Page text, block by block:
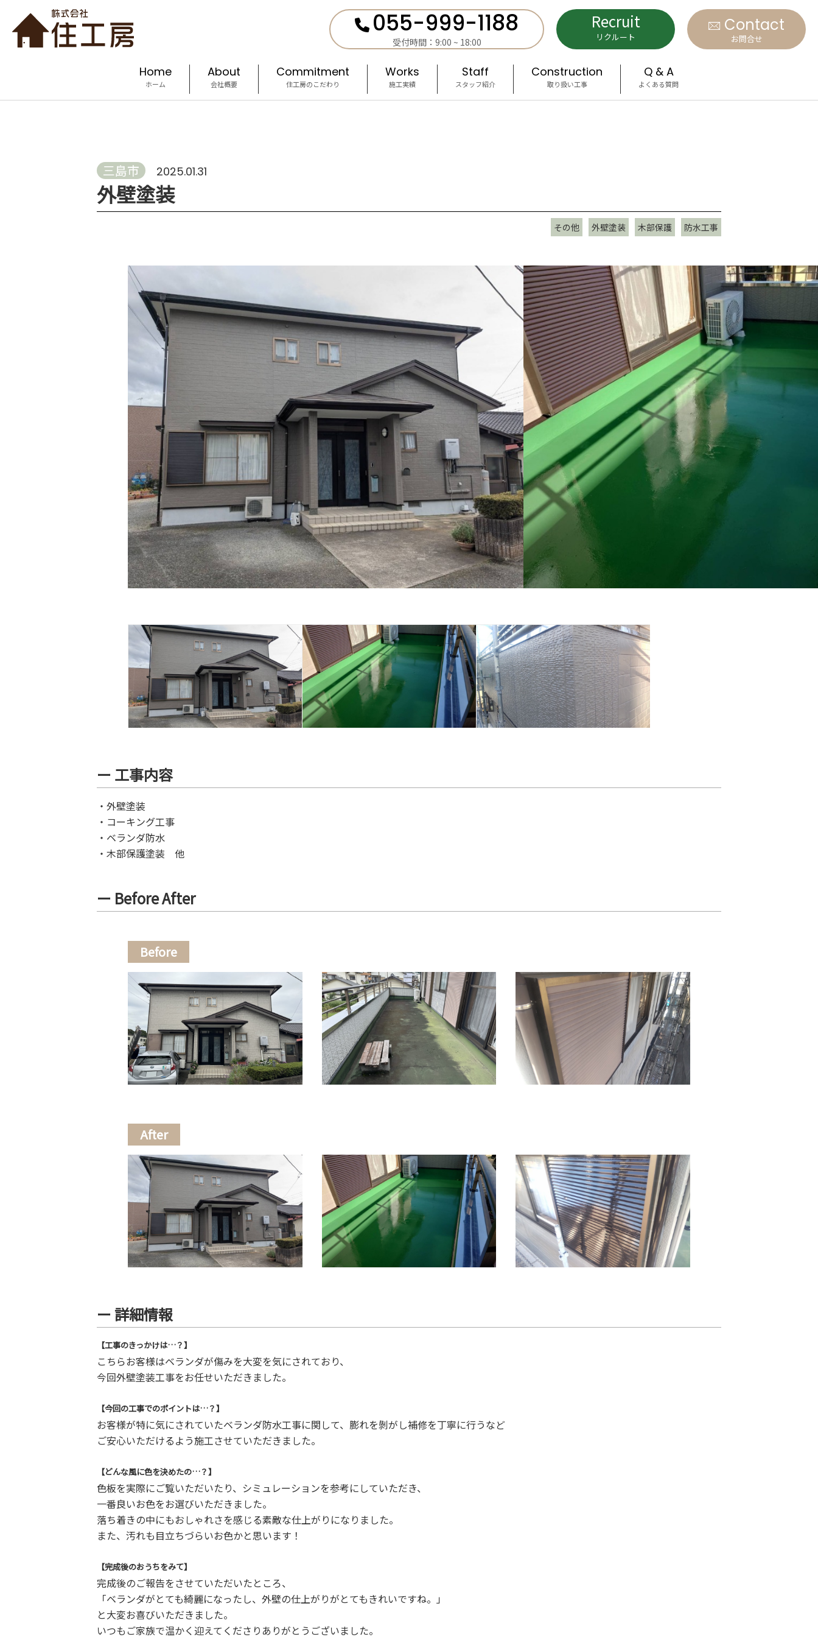
055-999-1188
受付時間：9:00 ~ 18:00
Recruit
リクルート
Contact
お問合せ
Home
ホーム
About
会社概要
Commitment
住工房のこだわり
Works
施工実績
Staff
スタッフ紹介
Construction
取り扱い工事
Q & A
よくある質問
三島市 2025.01.31
外壁塗装
その他 外壁塗装 木部保護 防水工事
ー 工事内容
・外壁塗装
・コーキング工事
・ベランダ防水
・木部保護塗装 他
ー Before After
Before
After
ー 詳細情報
【工事のきっかけは…？】
こちらお客様はベランダが傷みを大変を気にされており、
今回外壁塗装工事をお任せいただきました。
【今回の工事でのポイントは…？】
お客様が特に気にされていたベランダ防水工事に関して、膨れを剝がし補修を丁寧に行うなど
ご安心いただけるよう施工させていただきました。
【どんな風に色を決めたの…？】
色板を実際にご覧いただいたり、シミュレーションを参考にしていただき、
一番良いお色をお選びいただきました。
落ち着きの中にもおしゃれさを感じる素敵な仕上がりになりました。
また、汚れも目立ちづらいお色かと思います！
【完成後のおうちをみて】
完成後のご報告をさせていただいたところ、
「ベランダがとても綺麗になったし、外壁の仕上がりがとてもきれいですね。」
と大変お喜びいただきました。
いつもご家族で温かく迎えてくださりありがとうございました。